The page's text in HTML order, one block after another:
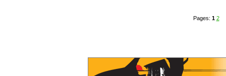
Pages: 1 2